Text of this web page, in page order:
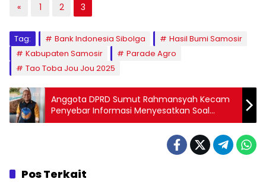
« 1 2 3
Tag: Bank Indonesia Sibolga
Hasil Bumi Samosir
Kabupaten Samosir
Parade Agro
Tao Toba Jou Jou 2025
Anggota DPRD Sumut Rahmansyah Kecam
Penyebar Informasi Menyesatkan Soal
Beasiswa di Tapteng, Minta Poldasu Tangkap
Pos Terkait